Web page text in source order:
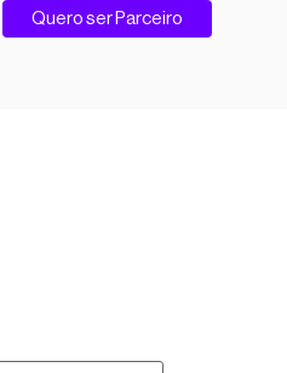
Quero ser Parceiro